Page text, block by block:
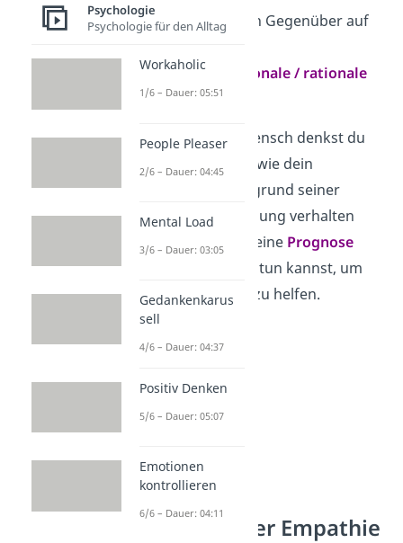
Frage:Wie wird mein Gegenüber auf
Bestandteile:
emotionale / rationale
Einschätzung
Als empathischer Mensch denkst du
stark darüber nach, wie dein
Gegenüber sich aufgrund seiner
emotionalen Verfassung verhalten
wird. Du stellst also eine Prognose
darüber auf, was du tun kannst, um
deinem Gegenüber zu helfen.
Die 3 Arten der Empathie
Psychologie
Psychologie für den Alltag
Workaholic
1/6 – Dauer: 05:51
People Pleaser
2/6 – Dauer: 04:45
Mental Load
3/6 – Dauer: 03:05
Gedankenkarus
sell
4/6 – Dauer: 04:37
Positiv Denken
5/6 – Dauer: 05:07
Emotionen
kontrollieren
6/6 – Dauer: 04:11